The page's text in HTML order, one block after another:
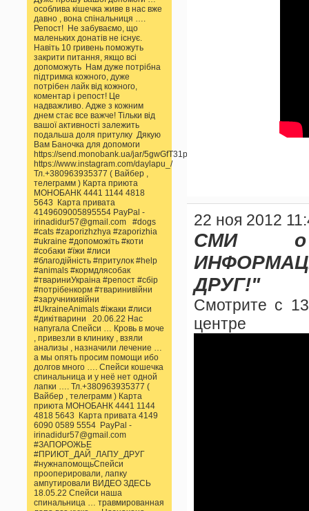
особлива кішечка живе в нас вже
давно , вона спінальниця ….
Репост! Не забуваємо, що
маленьких донатів не існує.
Навіть 10 гривень поможуть
закрити питання, якщо всі
допоможуть Нам дуже потрібна
підтримка кожного, дуже
потрібен лайк від кожного,
коментар і репост! Це
надважливо. Адже з кожним
днем стає все важче! Тільки від
вашої активності залежить
подальша доля притулку Дякую
Вам Баночка для допомоги
https://send.monobank.ua/jar/5gwGfT31pp
https://www.instagram.com/daylapu_/
Тл.+380963935377 ( Вайбер ,
телеграмм ) Карта приюта
МОНОБАНК 4441 1144 4818
5643 Карта привата
4149609005895554 PayPal -
irinadidur57@gmail.com #dogs
#cats #zaporizhzhya #zaporizhia
#ukraine #допоможіть #коти
#собаки #їжи #лиси
#благодійність #притулок #help
#animals #кормдлясобак
#твариниУкраіна #репост #сбір
#потрібенкорм #тваринивійни
#заручникивійни
#UkraineAnimals #іжаки #лиси
#дикітварини 20.06.22 Нас
напугала Спейси … Кровь в моче
, привезли в клинику , взяли
анализы , назначили лечение …
а мы опять просим помощи ибо
долгов много …. Спейси кошечка
спинальница и у неё нет одной
лапки …. Тл.+380963935377 (
Вайбер , телеграмм ) Карта
приюта МОНОБАНК 4441 1144
4818 5643 Карта привата 4149
6090 0589 5554 PayPal -
irinadidur57@gmail.com
#ЗАПОРОЖЬЕ
#ПРИЮТ_ДАЙ_ЛАПУ_ДРУГ
#нужнапомощьСпейси
прооперировали, лапку
ампутировали ВИДЕО ЗДЕСЬ
18.05.22 Спейси наша
спинальница … травмированная
22 ноя 2012
СМИ о
ДРУГ!"
Смотрите с